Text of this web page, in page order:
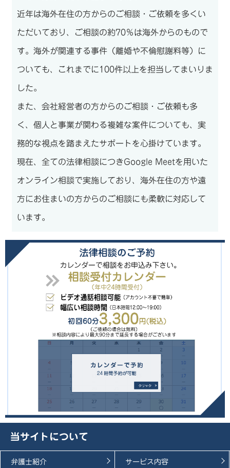
近年は海外在住の方からのご相談・ご依頼を多くい
ただいており、ご相談の約70％は海外からのもので
す。海外が関連する事件（離婚や不倫慰謝料等）に
ついても、これまでに100件以上を担当してまいりま
した。
また、会社経営者の方からのご相談・ご依頼も多
く、個人と事業が関わる複雑な案件についても、実
務的な視点を踏まえたサポートを心掛けています。
現在、全ての法律相談につきGoogle Meetを用いた
オンライン相談で実施しており、海外在住の方や遠
方にお住まいの方からのご相談にも柔軟に対応して
います。
当サイトについて
弁護士紹介 サービス内容